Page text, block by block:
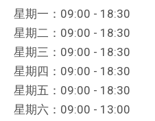
星期一：09:00 - 18:30
星期二：09:00 - 18:30
星期三：09:00 - 18:30
星期四：09:00 - 18:30
星期五：09:00 - 18:30
星期六：09:00 - 13:00